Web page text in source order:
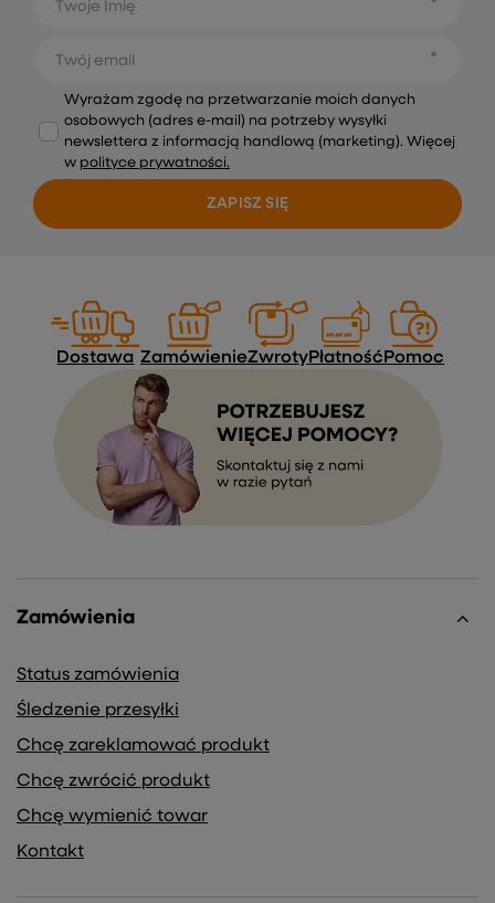
Twoje Imię
Twój email
Wyrażam zgodę na przetwarzanie moich danych
osobowych (adres e-mail) na potrzeby wysyłki
newslettera z informacją handlową (marketing). Więcej
w polityce prywatności.
ZAPISZ SIĘ
Dostawa ZamówienieZwrotyPłatność Pomoc
Zamówienia
Status zamówienia
Śledzenie przesyłki
Chcę zareklamować produkt
Chcę zwrócić produkt
Chcę wymienić towar
Kontakt